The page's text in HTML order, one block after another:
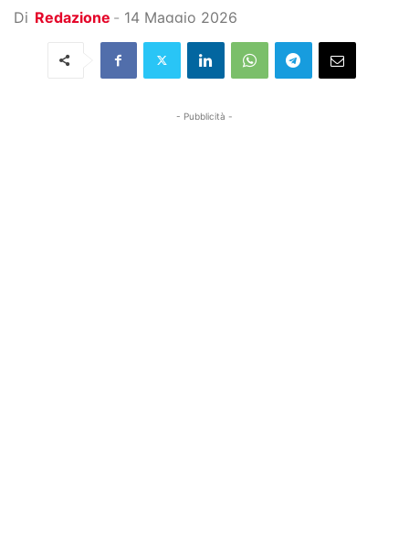
Di Redazione - 14 Maggio 2026
- Pubblicità -